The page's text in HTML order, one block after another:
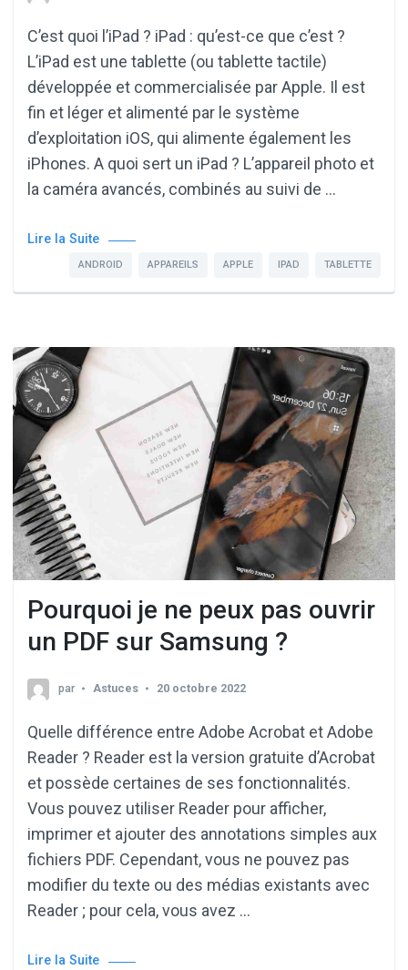
C’est quoi l’iPad ? iPad : qu’est-ce que c’est ?
L’iPad est une tablette (ou tablette tactile)
développée et commercialisée par Apple. Il est
fin et léger et alimenté par le système
d’exploitation iOS, qui alimente également les
iPhones. A quoi sert un iPad ? L’appareil photo et
la caméra avancés, combinés au suivi de …
Lire la Suite
ANDROID APPAREILS APPLE IPAD TABLETTE
Pourquoi je ne peux pas ouvrir
un PDF sur Samsung ?
par Astuces 20 octobre 2022
Quelle différence entre Adobe Acrobat et Adobe
Reader ? Reader est la version gratuite d’Acrobat
et possède certaines de ses fonctionnalités.
Vous pouvez utiliser Reader pour afficher,
imprimer et ajouter des annotations simples aux
fichiers PDF. Cependant, vous ne pouvez pas
modifier du texte ou des médias existants avec
Reader ; pour cela, vous avez …
Lire la Suite